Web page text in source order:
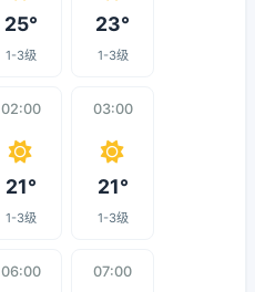
25°
1-3级
23°
1-3级
02:00
21°
1-3级
03:00
21°
1-3级
06:00 07:00